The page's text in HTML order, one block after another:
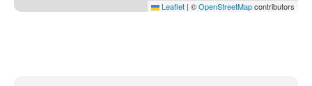
Leaflet | ©OpenStreetMapcontributors